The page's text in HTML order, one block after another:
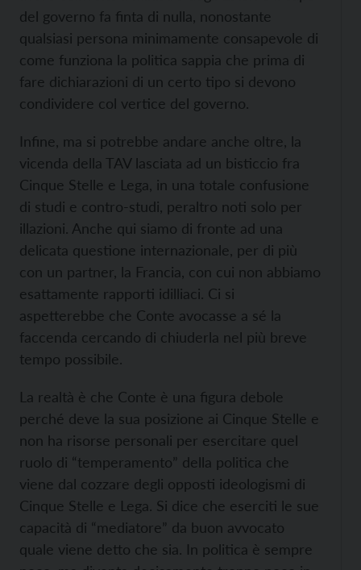
del governo fa finta di nulla, nonostante
qualsiasi persona minimamente consapevole di
come funziona la politica sappia che prima di
fare dichiarazioni di un certo tipo si devono
condividere col vertice del governo.
Infine, ma si potrebbe andare anche oltre, la
vicenda della TAV lasciata ad un bisticcio fra
Cinque Stelle e Lega, in una totale confusione
di studi e contro-studi, peraltro noti solo per
illazioni. Anche qui siamo di fronte ad una
delicata questione internazionale, per di più
con un partner, la Francia, con cui non abbiamo
esattamente rapporti idilliaci. Ci si
aspetterebbe che Conte avocasse a sé la
faccenda cercando di chiuderla nel più breve
tempo possibile.
La realtà è che Conte è una figura debole
perché deve la sua posizione ai Cinque Stelle e
non ha risorse personali per esercitare quel
ruolo di “temperamento” della politica che
viene dal cozzare degli opposti ideologismi di
Cinque Stelle e Lega. Si dice che eserciti le sue
capacità di “mediatore” da buon avvocato
quale viene detto che sia. In politica è sempre